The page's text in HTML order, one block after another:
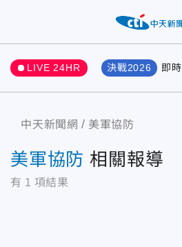
LIVE 24HR 決戰2026 即時
中天新聞網 美軍協防
美軍協防 相關報導
有 1 項結果